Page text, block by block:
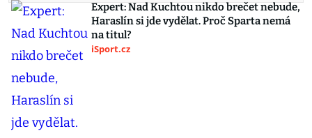
Expert: Nad Kuchtou nikdo brečet nebude,
Haraslín si jde vydělat. Proč Sparta nemá
na titul?
iSport.cz